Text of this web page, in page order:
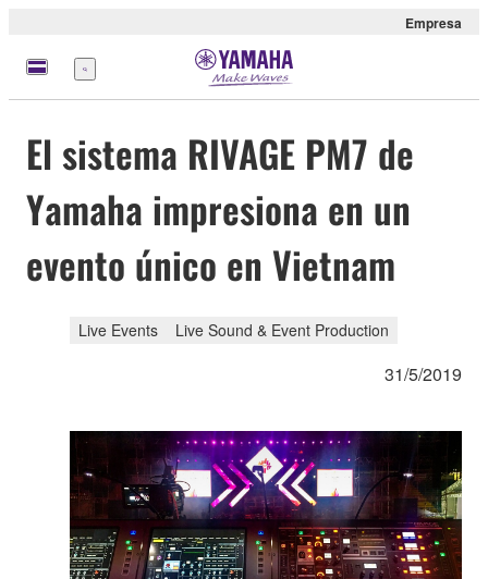
Empresa
Menú
El sistema RIVAGE PM7 de
Yamaha impresiona en un
evento único en Vietnam
Live Events Live Sound & Event Production
31/5/2019